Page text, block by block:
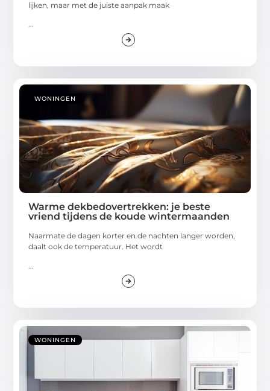
lijken, maar met de juiste aanpak maak
...
WONINGEN
Warme dekbedovertrekken: je beste
vriend tijdens de koude wintermaanden
Naarmate de dagen korter en de nachten langer worden,
daalt ook de temperatuur. Het wordt
...
WONINGEN